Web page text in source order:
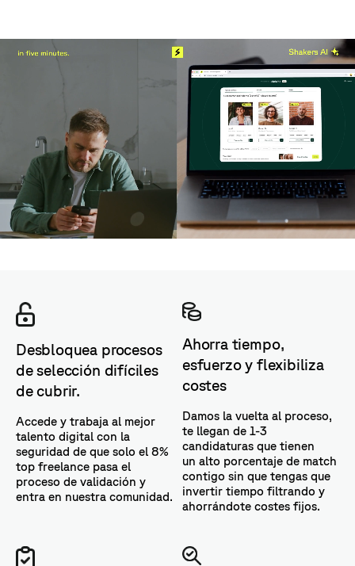
Desbloquea procesos
de selección difíciles
de cubrir.
Accede y trabaja al mejor
talento digital con la
seguridad de que solo el 8%
top freelance pasa el
proceso de validación y
entra en nuestra comunidad.
Ahorra tiempo,
esfuerzo y flexibiliza
costes
Damos la vuelta al proceso,
te llegan de 1-3
candidaturas que tienen
un alto porcentaje de match
contigo sin que tengas que
invertir tiempo filtrando y
ahorrándote costes fijos.